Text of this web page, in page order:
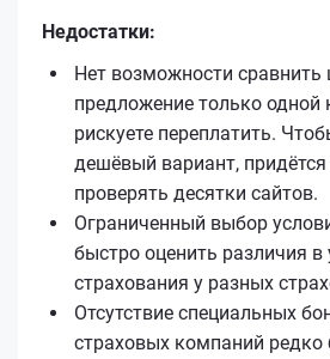
Недостатки:
Нет возможности
предложение только одной
рискуете переплатить.
дешёвый вариант,
проверять десятки сайтов.
Ограниченный выбор
быстро оценить различия в
страхования у разных
Отсутствие специальных
страховых компаний